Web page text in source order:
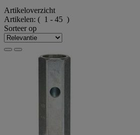
Artikeloverzicht
Artikelen: ( 1 - 45 )
Sorteer op